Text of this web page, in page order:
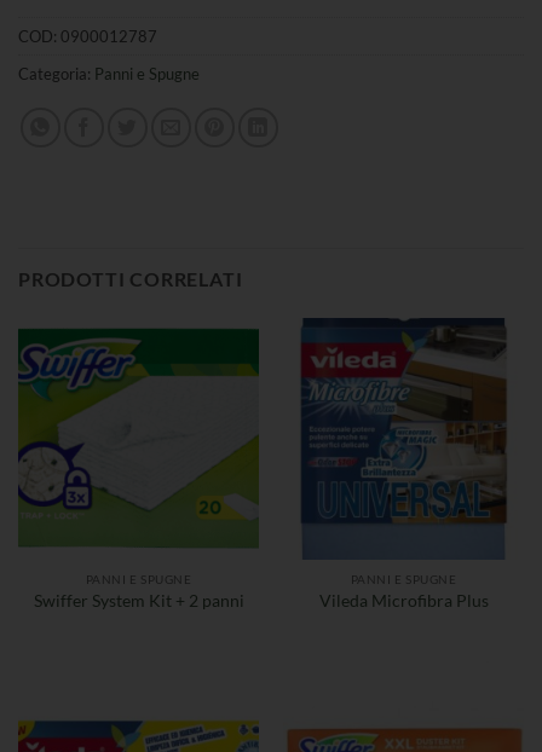
COD: 0900012787
Categoria: Panni e Spugne
PRODOTTI CORRELATI
PANNI E SPUGNE
Swiffer System Kit + 2 panni
PANNI E SPUGNE
Vileda Microfibra Plus